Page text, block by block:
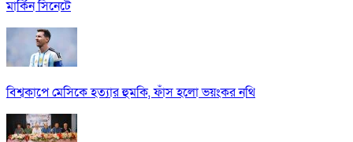
মার্কিন সিনেটে
বিশ্বকাপে মেসিকে হত্যার হুমকি, ফাঁস হলো ভয়ংকর নথি